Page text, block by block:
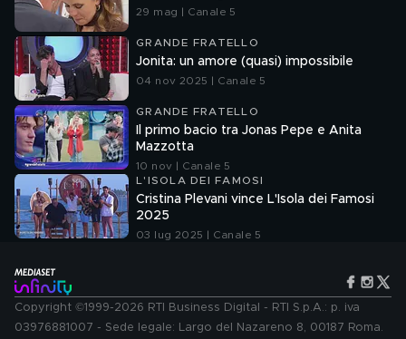
29 mag | Canale 5
GRANDE FRATELLO
Jonita: un amore (quasi) impossibile
04 nov 2025 | Canale 5
GRANDE FRATELLO
Il primo bacio tra Jonas Pepe e Anita
Mazzotta
10 nov | Canale 5
L'ISOLA DEI FAMOSI
Cristina Plevani vince L'Isola dei Famosi
2025
03 lug 2025 | Canale 5
Copyright ©1999-2026 RTI Business Digital - RTI S.p.A.: p. iva
03976881007 - Sede legale: Largo del Nazareno 8, 00187 Roma.